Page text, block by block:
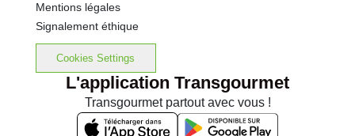
Mentions légales
Signalement éthique
Cookies Settings
L'application Transgourmet
Transgourmet partout avec vous !